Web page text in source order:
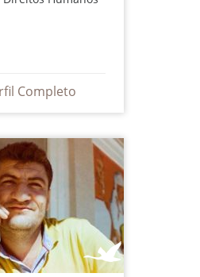
Completo